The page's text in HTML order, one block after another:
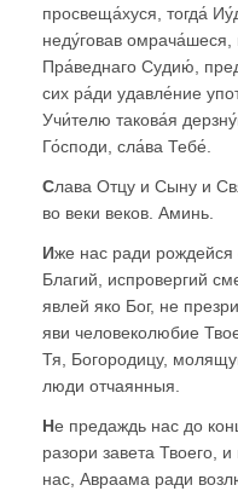
просвеща́хуся, тогда́
неду́говав
Пра́веднаго Судию́,
сих ра́ди удавле́ние
Учи́телю такова́я
Го́споди, сла́ва Тебе́.
Слава Отцу и Сыну и
во веки веков. Аминь.
Иже нас ради рождейся
Благий, испровергий
явлей яко Бог, не
яви человеколюбие
Тя, Богородицу,
люди отчаянныя.
Не предаждь нас до
разори завета Твоего,
нас, Авраама ради